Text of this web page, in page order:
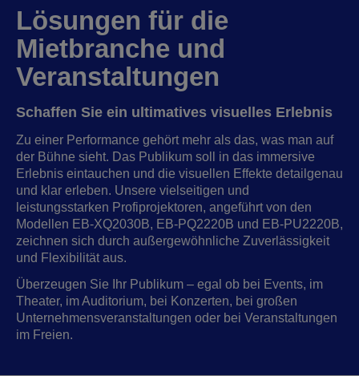
Lösungen für die
Mietbranche und
Veranstaltungen
Schaffen Sie ein ultimatives visuelles Erlebnis
Zu einer Performance gehört mehr als das, was man auf
der Bühne sieht. Das Publikum soll in das immersive
Erlebnis eintauchen und die visuellen Effekte detailgenau
und klar erleben. Unsere vielseitigen und
leistungsstarken Profiprojektoren, angeführt von den
Modellen EB-XQ2030B, EB-PQ2220B und EB-PU2220B,
zeichnen sich durch außergewöhnliche Zuverlässigkeit
und Flexibilität aus.
Überzeugen Sie Ihr Publikum – egal ob bei Events, im
Theater, im Auditorium, bei Konzerten, bei großen
Unternehmensveranstaltungen oder bei Veranstaltungen
im Freien.